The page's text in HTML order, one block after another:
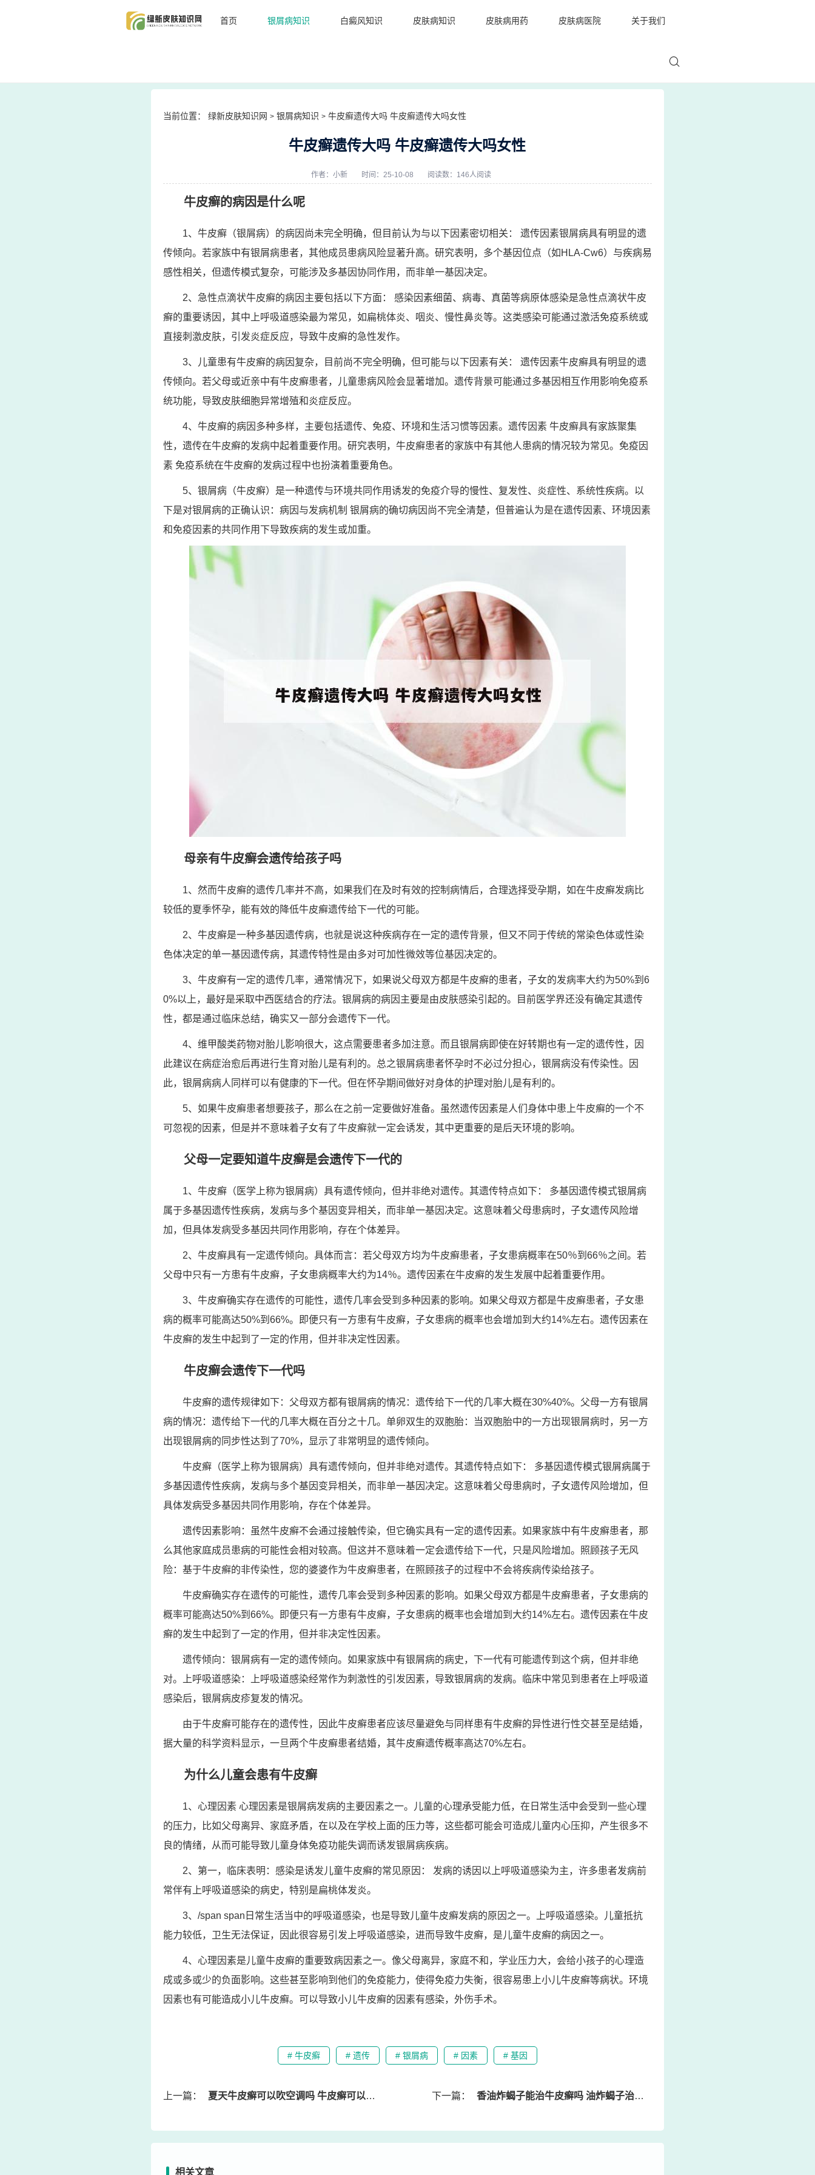
首页 银屑病知识 白癜风知识 皮肤病知识 皮肤病用药 皮肤病医院 关于我们
当前位置： 绿新皮肤知识网 > 银屑病知识 > 牛皮癣遗传大吗 牛皮癣遗传大吗女性
牛皮癣遗传大吗 牛皮癣遗传大吗女性
作者：小新 时间：25-10-08 阅读数：146人阅读
牛皮癣的病因是什么呢
1、牛皮癣（银屑病）的病因尚未完全明确，但目前认为与以下因素密切相关： 遗传因素银屑病具有明显的遗
传倾向。若家族中有银屑病患者，其他成员患病风险显著升高。研究表明，多个基因位点（如HLA-Cw6）与疾病易
感性相关，但遗传模式复杂，可能涉及多基因协同作用，而非单一基因决定。
2、急性点滴状牛皮癣的病因主要包括以下方面： 感染因素细菌、病毒、真菌等病原体感染是急性点滴状牛皮
癣的重要诱因，其中上呼吸道感染最为常见，如扁桃体炎、咽炎、慢性鼻炎等。这类感染可能通过激活免疫系统或
直接刺激皮肤，引发炎症反应，导致牛皮癣的急性发作。
3、儿童患有牛皮癣的病因复杂，目前尚不完全明确，但可能与以下因素有关： 遗传因素牛皮癣具有明显的遗
传倾向。若父母或近亲中有牛皮癣患者，儿童患病风险会显著增加。遗传背景可能通过多基因相互作用影响免疫系
统功能，导致皮肤细胞异常增殖和炎症反应。
4、牛皮癣的病因多种多样，主要包括遗传、免疫、环境和生活习惯等因素。遗传因素 牛皮癣具有家族聚集
性，遗传在牛皮癣的发病中起着重要作用。研究表明，牛皮癣患者的家族中有其他人患病的情况较为常见。免疫因
素 免疫系统在牛皮癣的发病过程中也扮演着重要角色。
5、银屑病（牛皮癣）是一种遗传与环境共同作用诱发的免疫介导的慢性、复发性、炎症性、系统性疾病。以
下是对银屑病的正确认识：病因与发病机制 银屑病的确切病因尚不完全清楚，但普遍认为是在遗传因素、环境因素
和免疫因素的共同作用下导致疾病的发生或加重。
母亲有牛皮癣会遗传给孩子吗
1、然而牛皮癣的遗传几率并不高，如果我们在及时有效的控制病情后，合理选择受孕期，如在牛皮癣发病比
较低的夏季怀孕，能有效的降低牛皮癣遗传给下一代的可能。
2、牛皮癣是一种多基因遗传病，也就是说这种疾病存在一定的遗传背景，但又不同于传统的常染色体或性染
色体决定的单一基因遗传病，其遗传特性是由多对可加性微效等位基因决定的。
3、牛皮癣有一定的遗传几率，通常情况下，如果说父母双方都是牛皮癣的患者，子女的发病率大约为50%到6
0%以上，最好是采取中西医结合的疗法。银屑病的病因主要是由皮肤感染引起的。目前医学界还没有确定其遗传
性，都是通过临床总结，确实又一部分会遗传下一代。
4、维甲酸类药物对胎儿影响很大，这点需要患者多加注意。而且银屑病即使在好转期也有一定的遗传性，因
此建议在病症治愈后再进行生育对胎儿是有利的。总之银屑病患者怀孕时不必过分担心，银屑病没有传染性。因
此，银屑病病人同样可以有健康的下一代。但在怀孕期间做好对身体的护理对胎儿是有利的。
5、如果牛皮癣患者想要孩子，那么在之前一定要做好准备。虽然遗传因素是人们身体中患上牛皮癣的一个不
可忽视的因素，但是并不意味着子女有了牛皮癣就一定会诱发，其中更重要的是后天环境的影响。
父母一定要知道牛皮癣是会遗传下一代的
1、牛皮癣（医学上称为银屑病）具有遗传倾向，但并非绝对遗传。其遗传特点如下： 多基因遗传模式银屑病
属于多基因遗传性疾病，发病与多个基因变异相关，而非单一基因决定。这意味着父母患病时，子女遗传风险增
加，但具体发病受多基因共同作用影响，存在个体差异。
2、牛皮癣具有一定遗传倾向。具体而言：若父母双方均为牛皮癣患者，子女患病概率在50％到66％之间。若
父母中只有一方患有牛皮癣，子女患病概率大约为14％。遗传因素在牛皮癣的发生发展中起着重要作用。
3、牛皮癣确实存在遗传的可能性，遗传几率会受到多种因素的影响。如果父母双方都是牛皮癣患者，子女患
病的概率可能高达50%到66%。即便只有一方患有牛皮癣，子女患病的概率也会增加到大约14%左右。遗传因素在
牛皮癣的发生中起到了一定的作用，但并非决定性因素。
牛皮癣会遗传下一代吗
牛皮癣的遗传规律如下：父母双方都有银屑病的情况：遗传给下一代的几率大概在30%40%。父母一方有银屑
病的情况：遗传给下一代的几率大概在百分之十几。单卵双生的双胞胎：当双胞胎中的一方出现银屑病时，另一方
出现银屑病的同步性达到了70%，显示了非常明显的遗传倾向。
牛皮癣（医学上称为银屑病）具有遗传倾向，但并非绝对遗传。其遗传特点如下： 多基因遗传模式银屑病属于
多基因遗传性疾病，发病与多个基因变异相关，而非单一基因决定。这意味着父母患病时，子女遗传风险增加，但
具体发病受多基因共同作用影响，存在个体差异。
遗传因素影响：虽然牛皮癣不会通过接触传染，但它确实具有一定的遗传因素。如果家族中有牛皮癣患者，那
么其他家庭成员患病的可能性会相对较高。但这并不意味着一定会遗传给下一代，只是风险增加。照顾孩子无风
险：基于牛皮癣的非传染性，您的婆婆作为牛皮癣患者，在照顾孩子的过程中不会将疾病传染给孩子。
牛皮癣确实存在遗传的可能性，遗传几率会受到多种因素的影响。如果父母双方都是牛皮癣患者，子女患病的
概率可能高达50%到66%。即便只有一方患有牛皮癣，子女患病的概率也会增加到大约14%左右。遗传因素在牛皮
癣的发生中起到了一定的作用，但并非决定性因素。
遗传倾向：银屑病有一定的遗传倾向。如果家族中有银屑病的病史，下一代有可能遗传到这个病，但并非绝
对。上呼吸道感染：上呼吸道感染经常作为刺激性的引发因素，导致银屑病的发病。临床中常见到患者在上呼吸道
感染后，银屑病皮疹复发的情况。
由于牛皮癣可能存在的遗传性，因此牛皮癣患者应该尽量避免与同样患有牛皮癣的异性进行性交甚至是结婚，
据大量的科学资料显示，一旦两个牛皮癣患者结婚，其牛皮癣遗传概率高达70%左右。
为什么儿童会患有牛皮癣
1、心理因素 心理因素是银屑病发病的主要因素之一。儿童的心理承受能力低，在日常生活中会受到一些心理
的压力，比如父母离异、家庭矛盾，在以及在学校上面的压力等，这些都可能会可造成儿童内心压抑，产生很多不
良的情绪，从而可能导致儿童身体免疫功能失调而诱发银屑病疾病。
2、第一，临床表明：感染是诱发儿童牛皮癣的常见原因： 发病的诱因以上呼吸道感染为主，许多患者发病前
常伴有上呼吸道感染的病史，特别是扁桃体发炎。
3、/span span日常生活当中的呼吸道感染，也是导致儿童牛皮癣发病的原因之一。上呼吸道感染。儿童抵抗
能力较低，卫生无法保证，因此很容易引发上呼吸道感染，进而导致牛皮癣，是儿童牛皮癣的病因之一。
4、心理因素是儿童牛皮癣的重要致病因素之一。像父母离异，家庭不和，学业压力大，会给小孩子的心理造
成或多或少的负面影响。这些甚至影响到他们的免疫能力，使得免疫力失衡，很容易患上小儿牛皮癣等病状。环境
因素也有可能造成小儿牛皮癣。可以导致小儿牛皮癣的因素有感染，外伤手术。
# 牛皮癣 # 遗传 # 银屑病 # 因素 # 基因
上一篇： 夏天牛皮癣可以吹空调吗 牛皮癣可以吹风吗 下一篇： 香油炸蝎子能治牛皮癣吗 油炸蝎子治病吗
相关文章